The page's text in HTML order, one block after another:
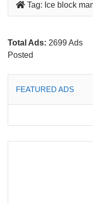
Tag: Ice block
Total Ads: 2699 Ads
Posted
FEATURED ADS